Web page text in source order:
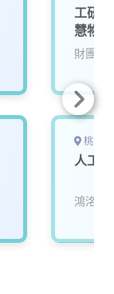
工研
慧物
財團法
桃園
人工
鴻洺科